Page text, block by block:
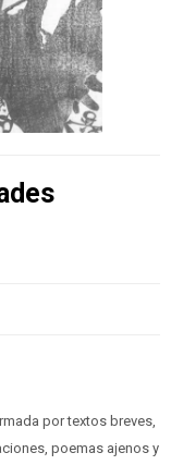
por textos breves,
poemas ajenos y